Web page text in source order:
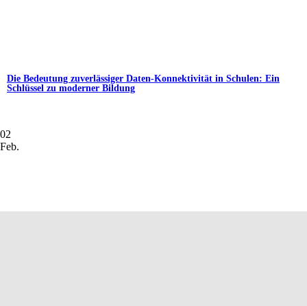
Die Bedeutung zuverlässiger Daten-Konnektivität in Schulen: Ein
Schlüssel zu moderner Bildung
02
Feb.